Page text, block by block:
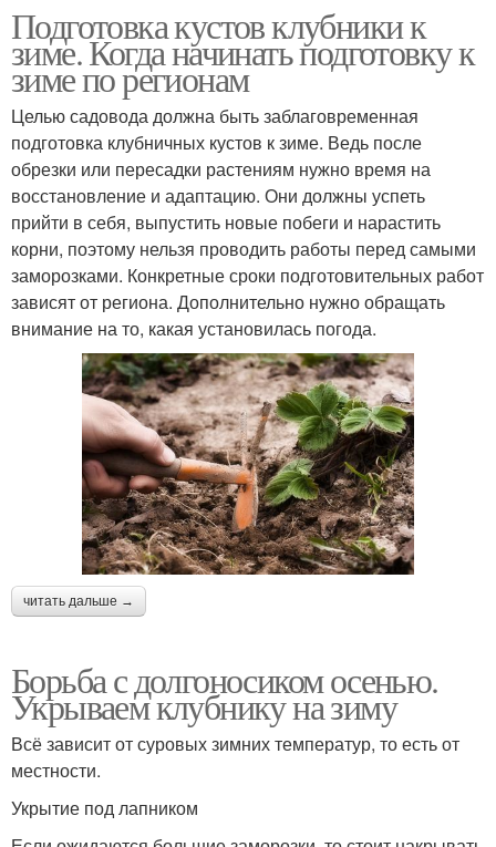
Подготовка кустов клубники к
зиме. Когда начинать подготовку к
зиме по регионам
Целью садовода должна быть заблаговременная
подготовка клубничных кустов к зиме. Ведь после
обрезки или пересадки растениям нужно время на
восстановление и адаптацию. Они должны успеть
прийти в себя, выпустить новые побеги и нарастить
корни, поэтому нельзя проводить работы перед самыми
заморозками. Конкретные сроки подготовительных работ
зависят от региона. Дополнительно нужно обращать
внимание на то, какая установилась погода.
читать дальше →
Борьба с долгоносиком осенью.
Укрываем клубнику на зиму
Всё зависит от суровых зимних температур, то есть от
местности.
Укрытие под лапником